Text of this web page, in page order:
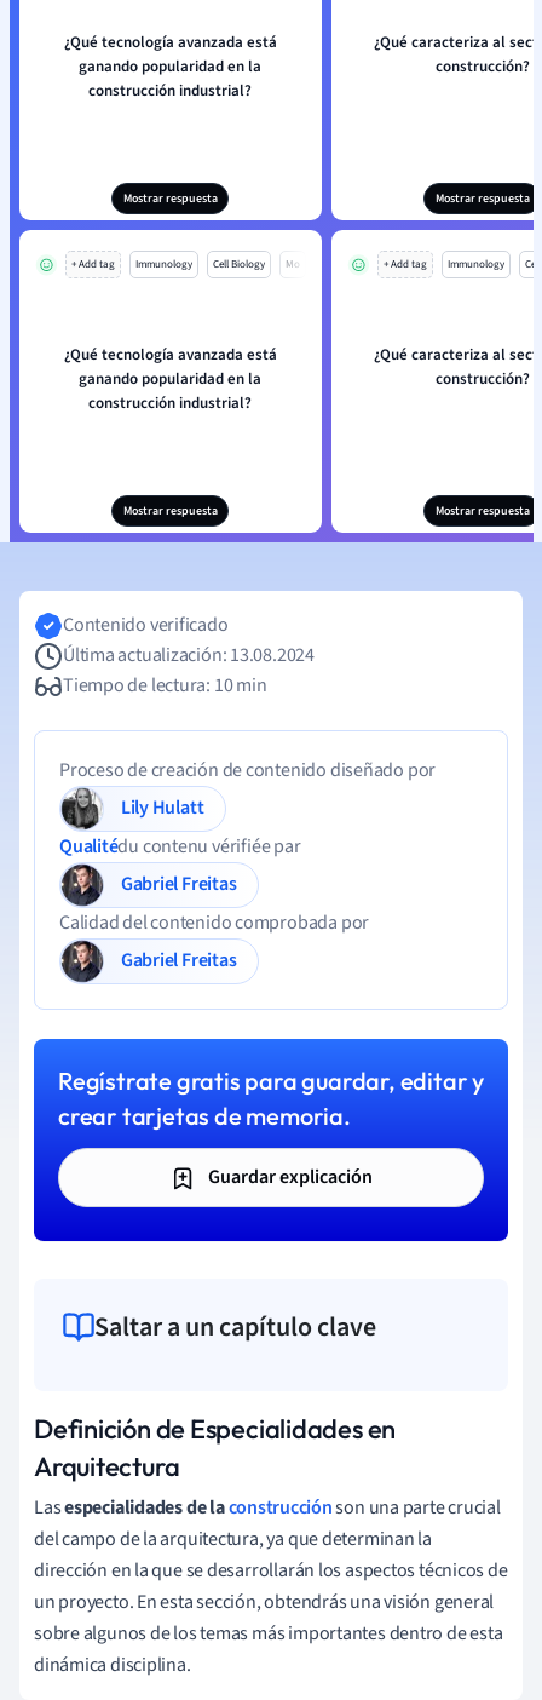
¿Qué tecnología avanzada está
ganando popularidad en la
construcción industrial?
Mostrar respuesta
¿Qué caracteriza al
construcción?
Mostrar respuesta
+ Add tag Immunology Cell Biology Mo
¿Qué tecnología avanzada está
ganando popularidad en la
construcción industrial?
Mostrar respuesta
+ Add tag Immunology
¿Qué caracteriza al
construcción?
Mostrar respuesta
Contenido verificado
Última actualización: 13.08.2024
Tiempo de lectura: 10 min
Proceso de creación de contenido diseñado por
Lily Hulatt
Qualitédu contenu vérifiée par
Gabriel Freitas
Calidad del contenido comprobada por
Gabriel Freitas
Regístrate gratis para guardar, editar y
crear tarjetas de memoria.
Guardar explicación
Saltar a un capítulo clave
Definición de Especialidades en
Arquitectura
Lasespecialidades de laconstrucciónson una parte crucial
del campo de la arquitectura, ya que determinan la
dirección en la que se desarrollarán los aspectos técnicos de
un proyecto. En esta sección, obtendrás una visión general
sobre algunos de los temas más importantes dentro de esta
dinámica disciplina.